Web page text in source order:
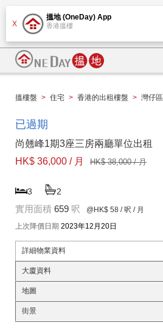
X
搵地 (OneDay) App
香港搵樓
搵樓盤 > 住宅 > 香港的出租樓盤 > 灣仔區
已過期
尚翹峰1期3座三房兩廳單位出租
HK$ 36,000 / 月
HK$ 38,000 / 月
3 2
實用面積 659 呎 @HK$ 58 / 呎 / 月
上次降價日期 2023年12月20日
詳細物業資料
大廈資料
地圖
街景